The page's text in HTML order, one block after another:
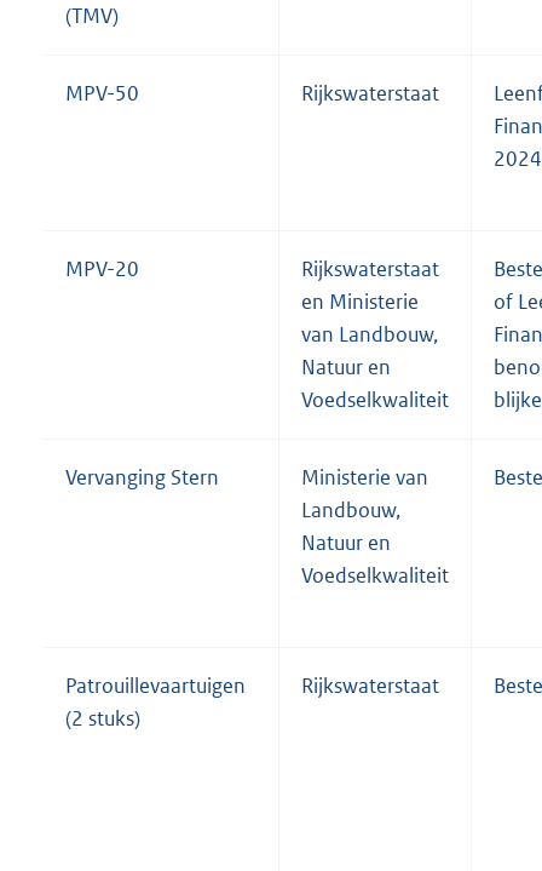
(TMV)
MPV-50 Rijkswaterstaat
MPV-20
Rijkswaterstaat
en Ministerie
van Landbouw,
Natuur en
Voedselkwaliteit
of
Vervanging Stern
Ministerie van
Landbouw,
Natuur en
Voedselkwaliteit
Patrouillevaartuigen
(2 stuks)
Rijkswaterstaat